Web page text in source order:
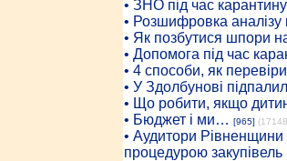
• ЗНО під час
• Розшифровка аналізу
• Як позбутися шпори на
• Допомога під час
• 4 способи, як
• У Здолбунові
• Що робити, якщо
• Бюджет і ми… [965]
• Аудитори
процедурою